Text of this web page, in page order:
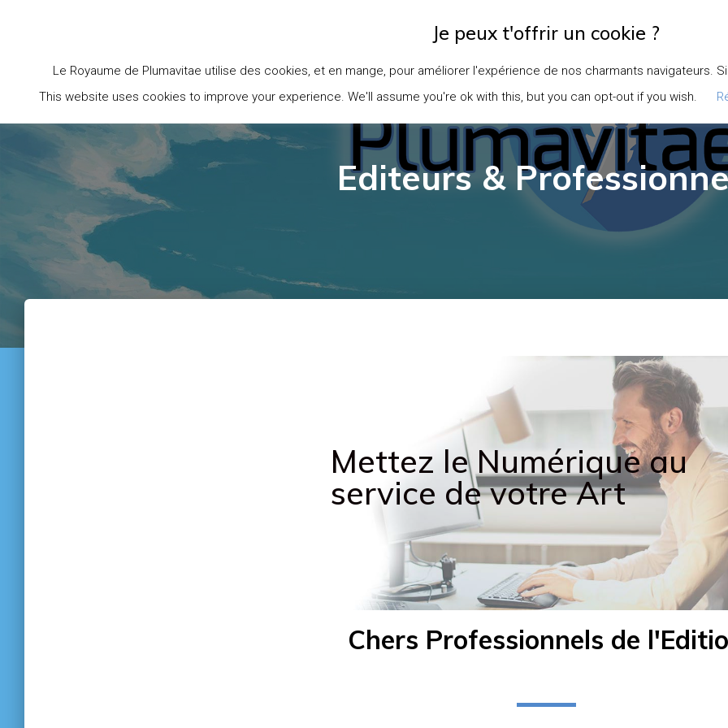
À PROPOS DEVENIR AUTEURICE DEVENIR RELECTEURICE
Editeurs &
Mettez le Numérique au
service de votre Art
Chers Professionnels de
Je peux t'offrir un cookie ?
Le Royaume de Plumavitae utilise des cookies, et en mange, pour améliorer l'expérience de nos charmants navigateurs.
This website uses cookies to improve your experience. We'll assume you're ok with this, but you can opt-out if you wish.